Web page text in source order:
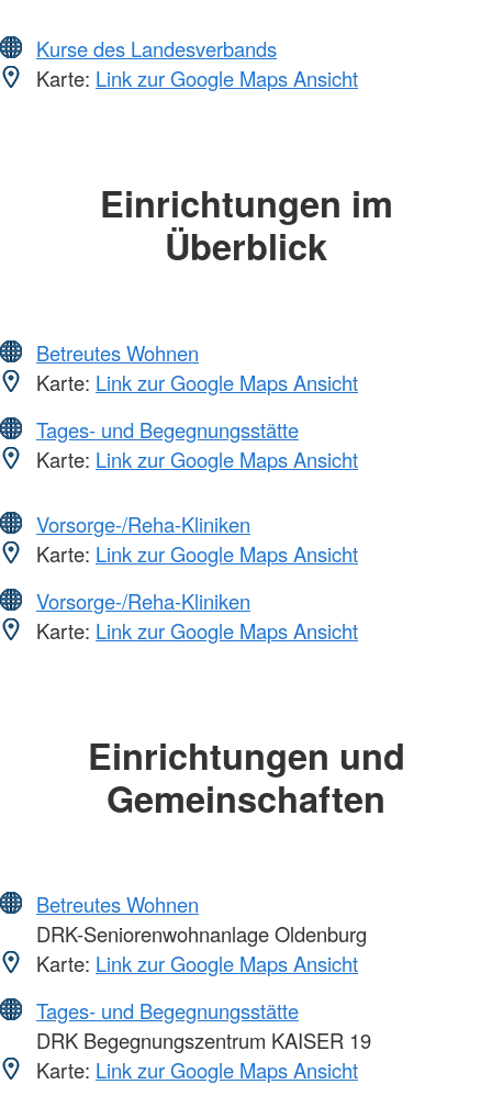
Kurse des Landesverbands
Karte: Link zur Google Maps Ansicht
Einrichtungen im
Überblick
Betreutes Wohnen
Karte: Link zur Google Maps Ansicht
Tages- und Begegnungsstätte
Karte: Link zur Google Maps Ansicht
Vorsorge-/Reha-Kliniken
Karte: Link zur Google Maps Ansicht
Vorsorge-/Reha-Kliniken
Karte: Link zur Google Maps Ansicht
Einrichtungen und
Gemeinschaften
Betreutes Wohnen
DRK-Seniorenwohnanlage Oldenburg
Karte: Link zur Google Maps Ansicht
Tages- und Begegnungsstätte
DRK Begegnungszentrum KAISER 19
Karte: Link zur Google Maps Ansicht